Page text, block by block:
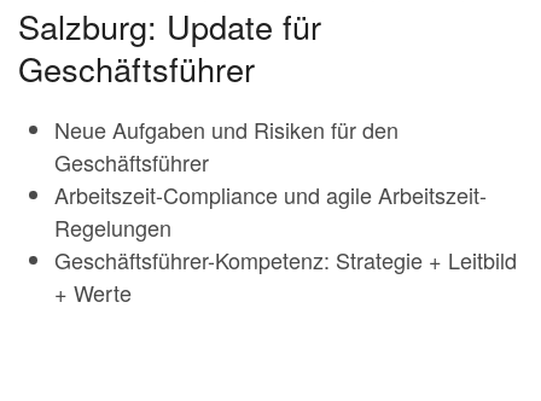
Salzburg: Update für
Geschäftsführer
Neue Aufgaben und Risiken für den
Geschäftsführer
Arbeitszeit-Compliance und agile Arbeitszeit-
Regelungen
Geschäftsführer-Kompetenz: Strategie + Leitbild
+ Werte